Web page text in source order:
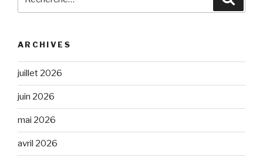
pour
ARCHIVES
juillet 2026
juin 2026
mai 2026
avril 2026